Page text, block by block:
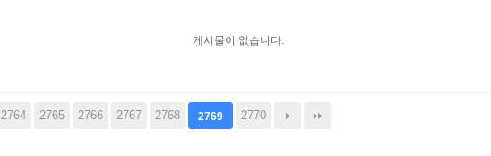
게시물이 없습니다.
2764 2765 2766 2767 2768 2769 2770